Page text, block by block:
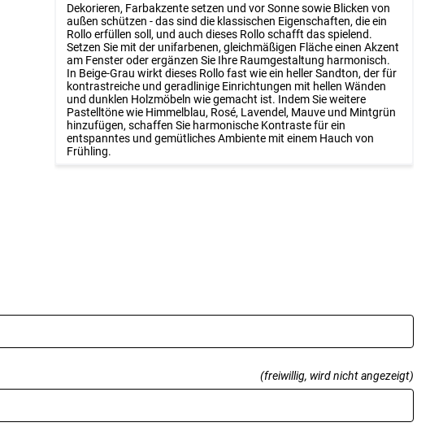
Dekorieren, Farbakzente setzen und vor Sonne sowie Blicken von
außen schützen - das sind die klassischen Eigenschaften, die ein
Rollo erfüllen soll, und auch dieses Rollo schafft das spielend.
Setzen Sie mit der unifarbenen, gleichmäßigen Fläche einen Akzent
am Fenster oder ergänzen Sie Ihre Raumgestaltung harmonisch.
In Beige-Grau wirkt dieses Rollo fast wie ein heller Sandton, der für
kontrastreiche und geradlinige Einrichtungen mit hellen Wänden
und dunklen Holzmöbeln wie gemacht ist. Indem Sie weitere
Pastelltöne wie Himmelblau, Rosé, Lavendel, Mauve und Mintgrün
hinzufügen, schaffen Sie harmonische Kontraste für ein
entspanntes und gemütliches Ambiente mit einem Hauch von
Frühling.
(freiwillig, wird nicht angezeigt)